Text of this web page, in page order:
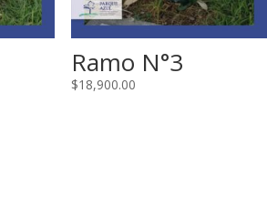
Ramo N°3
$18,900.00